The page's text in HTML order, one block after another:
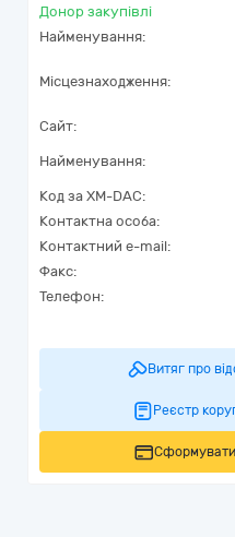
Донор закупівлі
Найменування:
Місцезнаходження:
Сайт:
Найменування:
Код за XM-DAC:
Контактна особа:
Контактний e-mail:
Факс:
Телефон:
Витяг про
Реєстр